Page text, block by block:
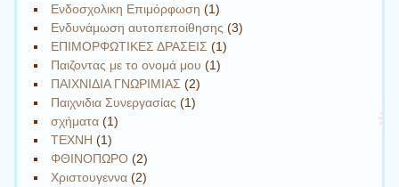
Ενδοσχολικη Επιμόρφωση (1)
Ενδυνάμωση αυτοπεποίθησης (3)
ΕΠΙΜΟΡΦΩΤΙΚΕΣ ΔΡΑΣΕΙΣ (1)
Παιζοντας με το ονομά μου (1)
ΠΑΙΧΝΙΔΙΑ ΓΝΩΡΙΜΙΑΣ (2)
Παιχνιδια Συνεργασίας (1)
σχήματα (1)
ΤΕΧΝΗ (1)
ΦΘΙΝΟΠΩΡΟ (2)
Χριστουγεννα (2)